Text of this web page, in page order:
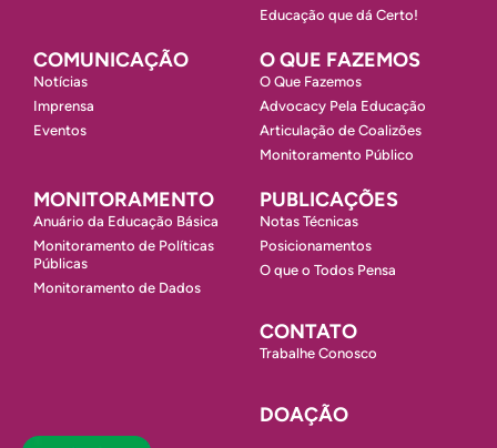
Educação que dá Certo!
COMUNICAÇÃO
Notícias
Imprensa
Eventos
O QUE FAZEMOS
O Que Fazemos
Advocacy Pela Educação
Articulação de Coalizões
Monitoramento Público
MONITORAMENTO
Anuário da Educação Básica
Monitoramento de Políticas
Públicas
Monitoramento de Dados
PUBLICAÇÕES
Notas Técnicas
Posicionamentos
O que o Todos Pensa
CONTATO
Trabalhe Conosco
DOAÇÃO